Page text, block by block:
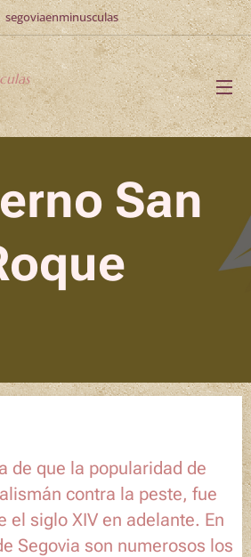
segoviaenminusculas
San
de que la popularidad de
contra la peste, fue
el siglo XIV en adelante. En
Segovia son numerosos los